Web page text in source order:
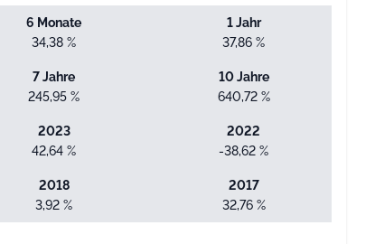
6 Monate
34,38 %
1 Jahr
37,86 %
7 Jahre
245,95 %
10 Jahre
640,72 %
2023
42,64 %
2022
-38,62 %
2018
3,92 %
2017
32,76 %